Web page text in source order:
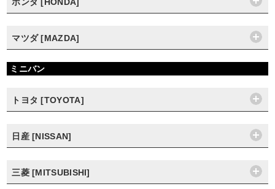
マツダ [MAZDA]
ミニバン
トヨタ [TOYOTA]
日産 [NISSAN]
三菱 [MITSUBISHI]